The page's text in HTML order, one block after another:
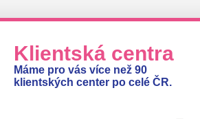
Klientská centra
Máme pro vás více než 90
klientských center po celé ČR.